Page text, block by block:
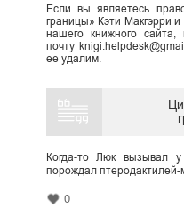
Если вы являетесь
границы» Кэти Макгэрри
нашего книжного
почту
ее удалим.
Когда-то Люк вызывал
порождал птеродактилей-
0